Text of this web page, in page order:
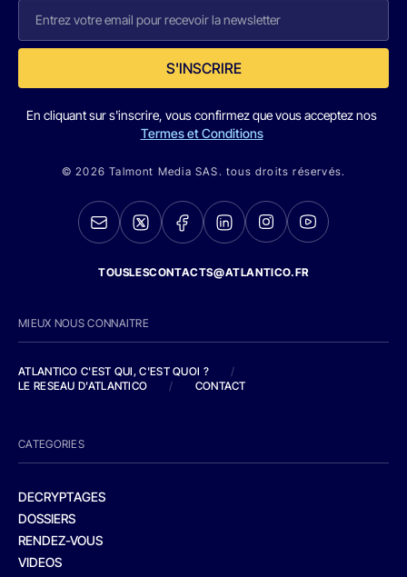
S'INSCRIRE
En cliquant sur s'inscrire, vous confirmez que vous acceptez nos
Termes et Conditions
© 2026 Talmont Media SAS. tous droits réservés.
TOUSLESCONTACTS@ATLANTICO.FR
MIEUX NOUS CONNAITRE
ATLANTICO C'EST QUI, C'EST QUOI ?
/
LE RESEAU D'ATLANTICO
/ CONTACT
CATEGORIES
DECRYPTAGES
DOSSIERS
RENDEZ-VOUS
VIDEOS